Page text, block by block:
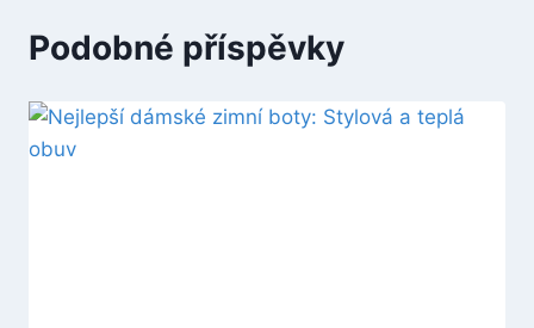
Podobné příspěvky